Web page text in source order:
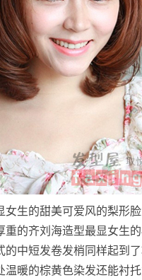
女生的甜美可爱风的梨形
重的齐刘海造型最显女生
的中短发卷发梢同样起到
温暖的棕黄色染发还能衬